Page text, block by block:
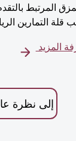
المرتبط
قلة التمارين
المزيد
إلى نظرة